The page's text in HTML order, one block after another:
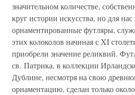
значительном количестве,
круг истории искусства, но для
орнаментированные футляры,
этих колоколов начиная с XI
приобрели значение реликвий.
св. Патрика, в коллекции
Дублине, несмотря на свою
орнаментацию, сделан только